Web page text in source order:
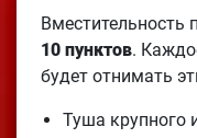
Вместительность
10 пунктов.
будет отнимать
Туша крупного